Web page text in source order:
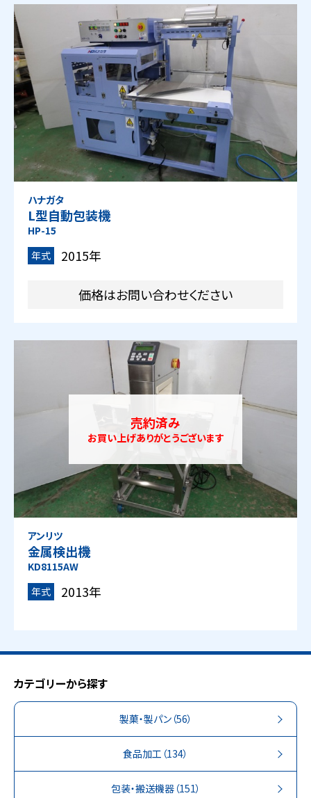
ハナガタ
L型自動包装機
HP-15
年式
2015年
価格はお問い合わせください
売約済み
お買い上げありがとうございます
アンリツ
金属検出機
KD8115AW
年式
2013年
カテゴリーから探す
製菓・製パン（56）
食品加工 （134）
包装・搬送機器（151）